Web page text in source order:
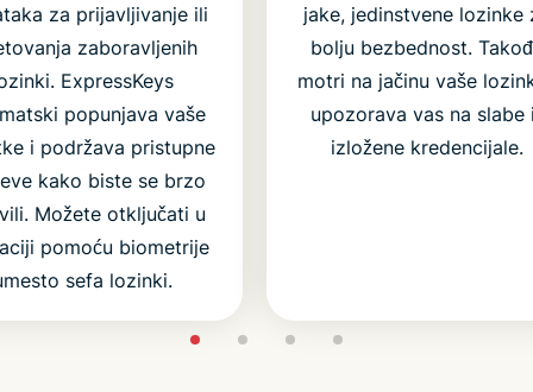
za prijavljivanje ili
zaboravljenih
ExpressKeys
popunjava vaše
i podržava pristupne
kako biste se brzo
Možete otključati u
pomoću biometrije
sefa lozinki.
jake, jedinstvene lozinke
bolju bezbednost.
motri na jačinu vaše
upozorava vas na slabe
izložene kredencijale.